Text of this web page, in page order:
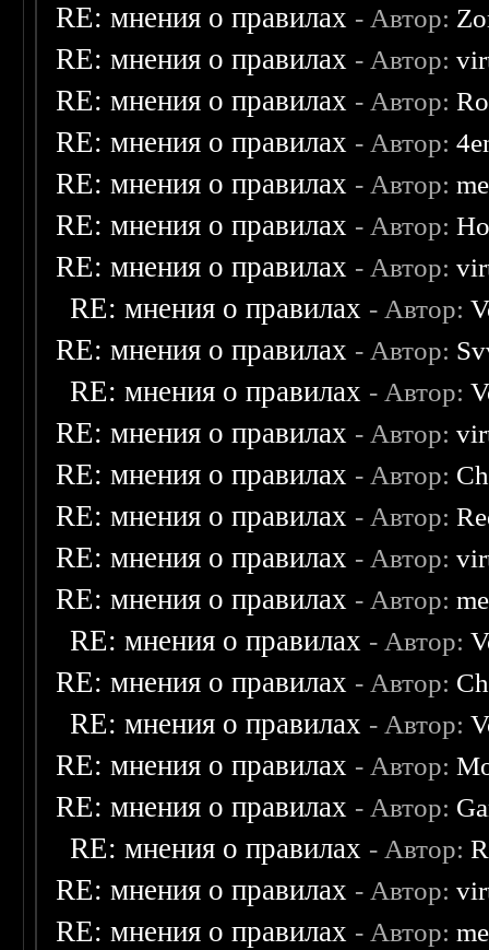
RE: мнения о правилах - Автор:
RE: мнения о правилах - Автор:
RE: мнения о правилах - Автор:
RE: мнения о правилах - Автор:
RE: мнения о правилах - Автор:
RE: мнения о правилах - Автор:
RE: мнения о правилах - Автор:
RE: мнения о правилах - Автор:
RE: мнения о правилах - Автор:
RE: мнения о правилах - Автор:
RE: мнения о правилах - Автор:
RE: мнения о правилах - Автор:
RE: мнения о правилах - Автор:
RE: мнения о правилах - Автор:
RE: мнения о правилах - Автор:
RE: мнения о правилах - Автор:
RE: мнения о правилах - Автор:
RE: мнения о правилах - Автор:
RE: мнения о правилах - Автор:
RE: мнения о правилах - Автор:
RE: мнения о правилах - Автор:
RE: мнения о правилах - Автор:
RE: мнения о правилах - Автор: